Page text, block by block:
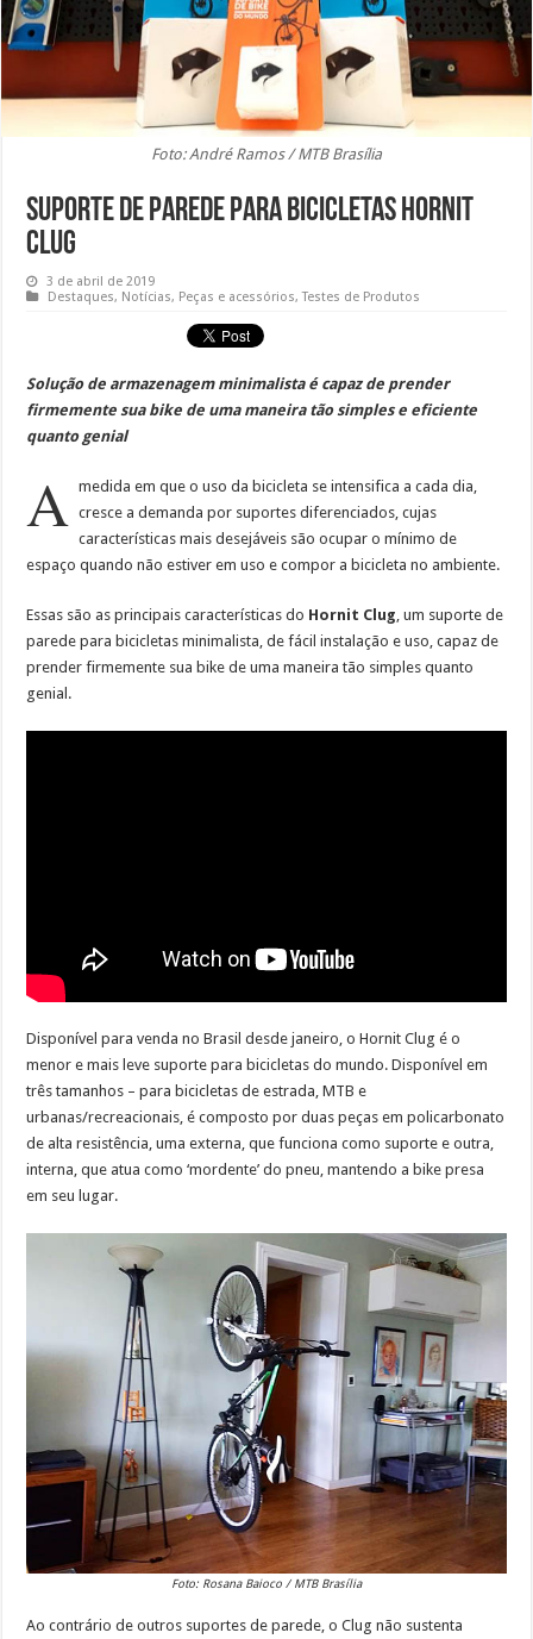
Foto: André Ramos / MTB Brasília
Suporte de parede para bicicletas Hornit
Clug
3 de abril de 2019
Destaques, Notícias, Peças e acessórios,Testes de Produtos
Solução de armazenagem minimalista é capaz de prender
firmemente sua bike de uma maneira tão simples e eficiente
quanto genial
A medida em que o uso da bicicleta se intensifica a cada dia,
cresce a demanda por suportes diferenciados, cujas
características mais desejáveis são ocupar o mínimo de
espaço quando não estiver em uso e compor a bicicleta no ambiente.
Essas são as principais características do Hornit Clug, um suporte de
parede para bicicletas minimalista, de fácil instalação e uso, capaz de
prender firmemente sua bike de uma maneira tão simples quanto
genial.
Disponível para venda no Brasil desde janeiro, o Hornit Clug é o
menor e mais leve suporte para bicicletas do mundo. Disponível em
três tamanhos – para bicicletas de estrada, MTB e
urbanas/recreacionais, é composto por duas peças em policarbonato
de alta resistência, uma externa, que funciona como suporte e outra,
interna, que atua como ‘mordente’ do pneu, mantendo a bike presa
em seu lugar.
Foto: Rosana Baioco / MTB Brasília
Ao contrário de outros suportes de parede, o Clug não sustenta